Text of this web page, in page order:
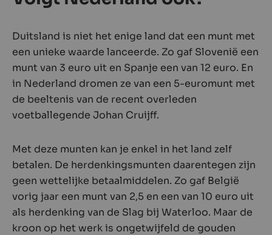
Duitsland is niet het enige land dat een munt met
een unieke waarde lanceerde. Zo gaf Slovenië een
munt van 3 euro uit en Spanje een van 12 euro. En
in Nederland dromen ze van een 5-euromunt met
de beeltenis van de recent overleden
voetballegende Johan Cruijff.
Met deze munten kan je enkel in het land zelf
betalen. De herdenkingsmunten daarentegen zijn
geen wettelijke betaalmiddelen. Zo gaf België
vorig jaar een munt van 2,5 en een van 10 euro uit
als herdenking van de Slag bij Waterloo. Maar de
kroon op het werk is ongetwijfeld de gouden